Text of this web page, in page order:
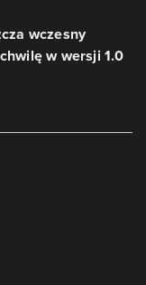
wczesny
w wersji 1.0